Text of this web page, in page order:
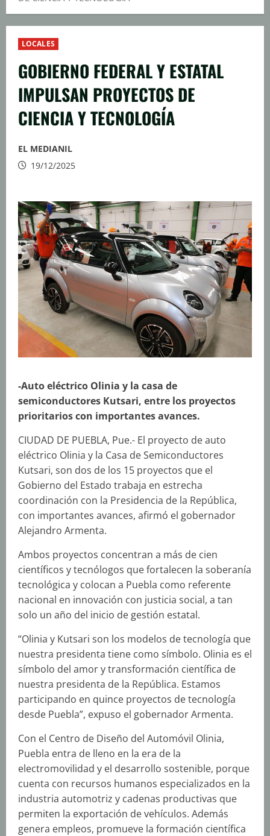
LOCALES
GOBIERNO FEDERAL Y ESTATAL
IMPULSAN PROYECTOS DE
CIENCIA Y TECNOLOGÍA
EL MEDIANIL
19/12/2025
-Auto eléctrico Olinia y la casa de
semiconductores Kutsari, entre los proyectos
prioritarios con importantes avances.
CIUDAD DE PUEBLA, Pue.- El proyecto de auto
eléctrico Olinia y la Casa de Semiconductores
Kutsari, son dos de los 15 proyectos que el
Gobierno del Estado trabaja en estrecha
coordinación con la Presidencia de la República,
con importantes avances, afirmó el gobernador
Alejandro Armenta.
Ambos proyectos concentran a más de cien
científicos y tecnólogos que fortalecen la soberanía
tecnológica y colocan a Puebla como referente
nacional en innovación con justicia social, a tan
solo un año del inicio de gestión estatal.
“Olinia y Kutsari son los modelos de tecnología que
nuestra presidenta tiene como símbolo. Olinia es el
símbolo del amor y transformación científica de
nuestra presidenta de la República. Estamos
participando en quince proyectos de tecnología
desde Puebla”, expuso el gobernador Armenta.
Con el Centro de Diseño del Automóvil Olinia,
Puebla entra de lleno en la era de la
electromovilidad y el desarrollo sostenible, porque
cuenta con recursos humanos especializados en la
industria automotriz y cadenas productivas que
permiten la exportación de vehículos. Además
genera empleos, promueve la formación científica